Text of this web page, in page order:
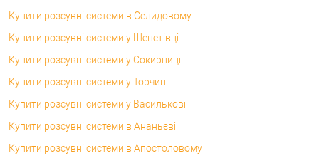
Купити розсувні системи в Селидовому
Купити розсувні системи у Шепетівці
Купити розсувні системи у Сокирниці
Купити розсувні системи у Торчині
Купити розсувні системи у Василькові
Купити розсувні системи в Ананьєві
Купити розсувні системи в Апостоловому